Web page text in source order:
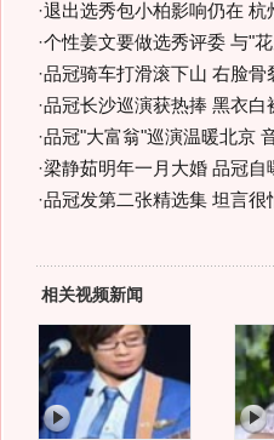
·退出选秀包小柏影响仍在 杭
·个性姜文要做选秀评委 与"
·品冠骑车打滑滚下山 右脸骨
·品冠长沙巡演获热捧 黑衣白
·品冠"大富翁"巡演温暖北京
·梁静茹明年一月大婚 品冠自
·品冠发第二张精选集 坦言很
相关视频新闻